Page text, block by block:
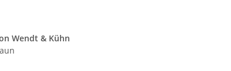
Wendt & Kühn